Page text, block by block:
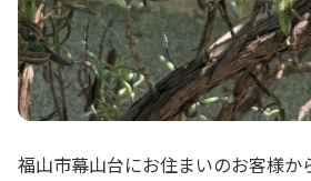
福山市幕山台にお住まいのお客様か